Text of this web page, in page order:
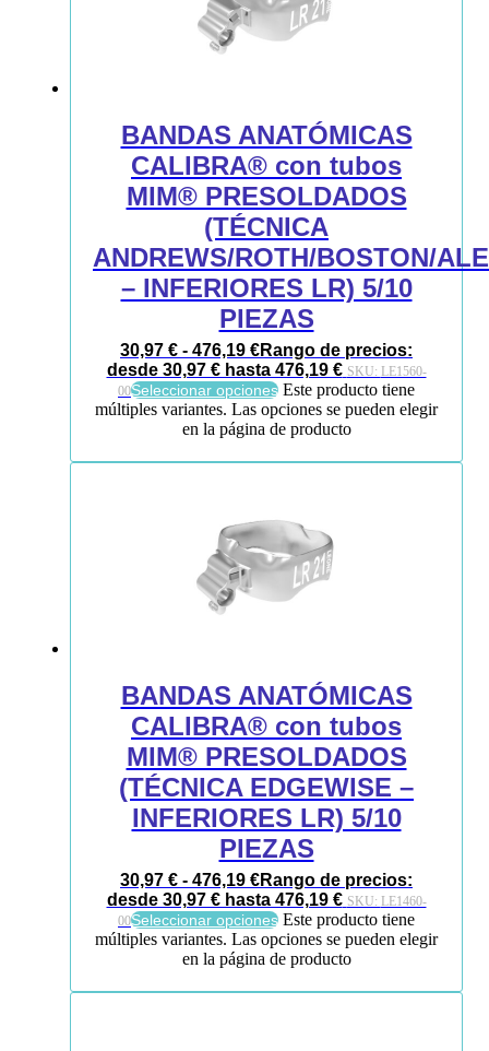
BANDAS ANATÓMICAS
CALIBRA® con tubos
MIM® PRESOLDADOS
(TÉCNICA
ANDREWS/ROTH/BOSTON/
– INFERIORES LR) 5/10
PIEZAS
30,97 € - 476,19 €Rango de precios:
desde 30,97 € hasta 476,19 € SKU: LE1560-
00Seleccionar opciones Este producto tiene
múltiples variantes. Las opciones se pueden elegir
en la página de producto
BANDAS ANATÓMICAS
CALIBRA® con tubos
MIM® PRESOLDADOS
(TÉCNICA EDGEWISE –
INFERIORES LR) 5/10
PIEZAS
30,97 € - 476,19 €Rango de precios:
desde 30,97 € hasta 476,19 € SKU: LE1460-
00Seleccionar opciones Este producto tiene
múltiples variantes. Las opciones se pueden elegir
en la página de producto